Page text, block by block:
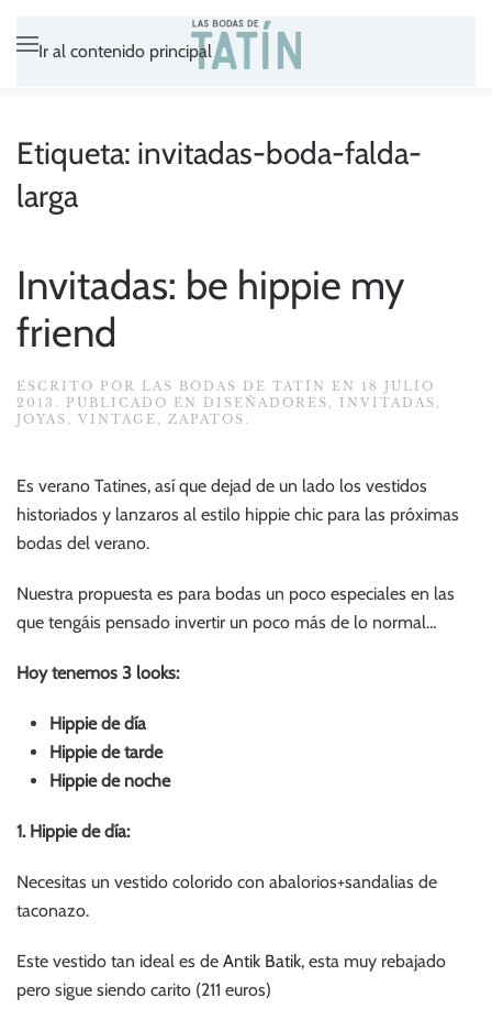
Ir al contenido principal
Etiqueta: invitadas-boda-falda-
larga
Invitadas: be hippie my
friend
ESCRITO POR LAS BODAS DE TATÍN EN 18 JULIO
2013 . PUBLICADO EN DISEÑADORES , INVITADAS ,
JOYAS , VINTAGE , ZAPATOS .
Es verano Tatines, así que dejad de un lado los vestidos
historiados y lanzaros al estilo hippie chic para las próximas
bodas del verano.
Nuestra propuesta es para bodas un poco especiales en las
que tengáis pensado invertir un poco más de lo normal…
Hoy tenemos 3 looks:
Hippie de día
Hippie de tarde
Hippie de noche
1. Hippie de día:
Necesitas un vestido colorido con abalorios+sandalias de
taconazo.
Este vestido tan ideal es de Antik Batik, esta muy rebajado
pero sigue siendo carito (211 euros)